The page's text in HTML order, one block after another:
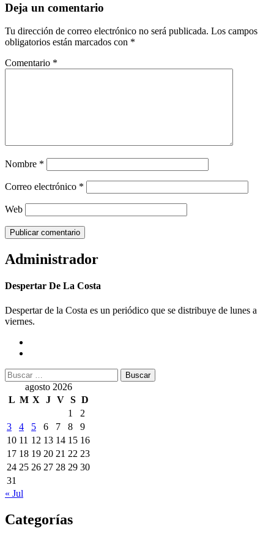
Deja un comentario
Tu dirección de correo electrónico no será publicada. Los campos
obligatorios están marcados con *
Comentario *
Nombre *
Correo electrónico *
Web
Administrador
Despertar De La Costa
Despertar de la Costa es un periódico que se distribuye de lunes a
viernes.
Buscar:
agosto 2026
L M X J V S D
1
2
3
4 5 6 7 8
9
10 11 12 13 14 15 16
17 18 19 20 21 22 23
24 25 26 27 28 29 30
31
« Jul
Categorías